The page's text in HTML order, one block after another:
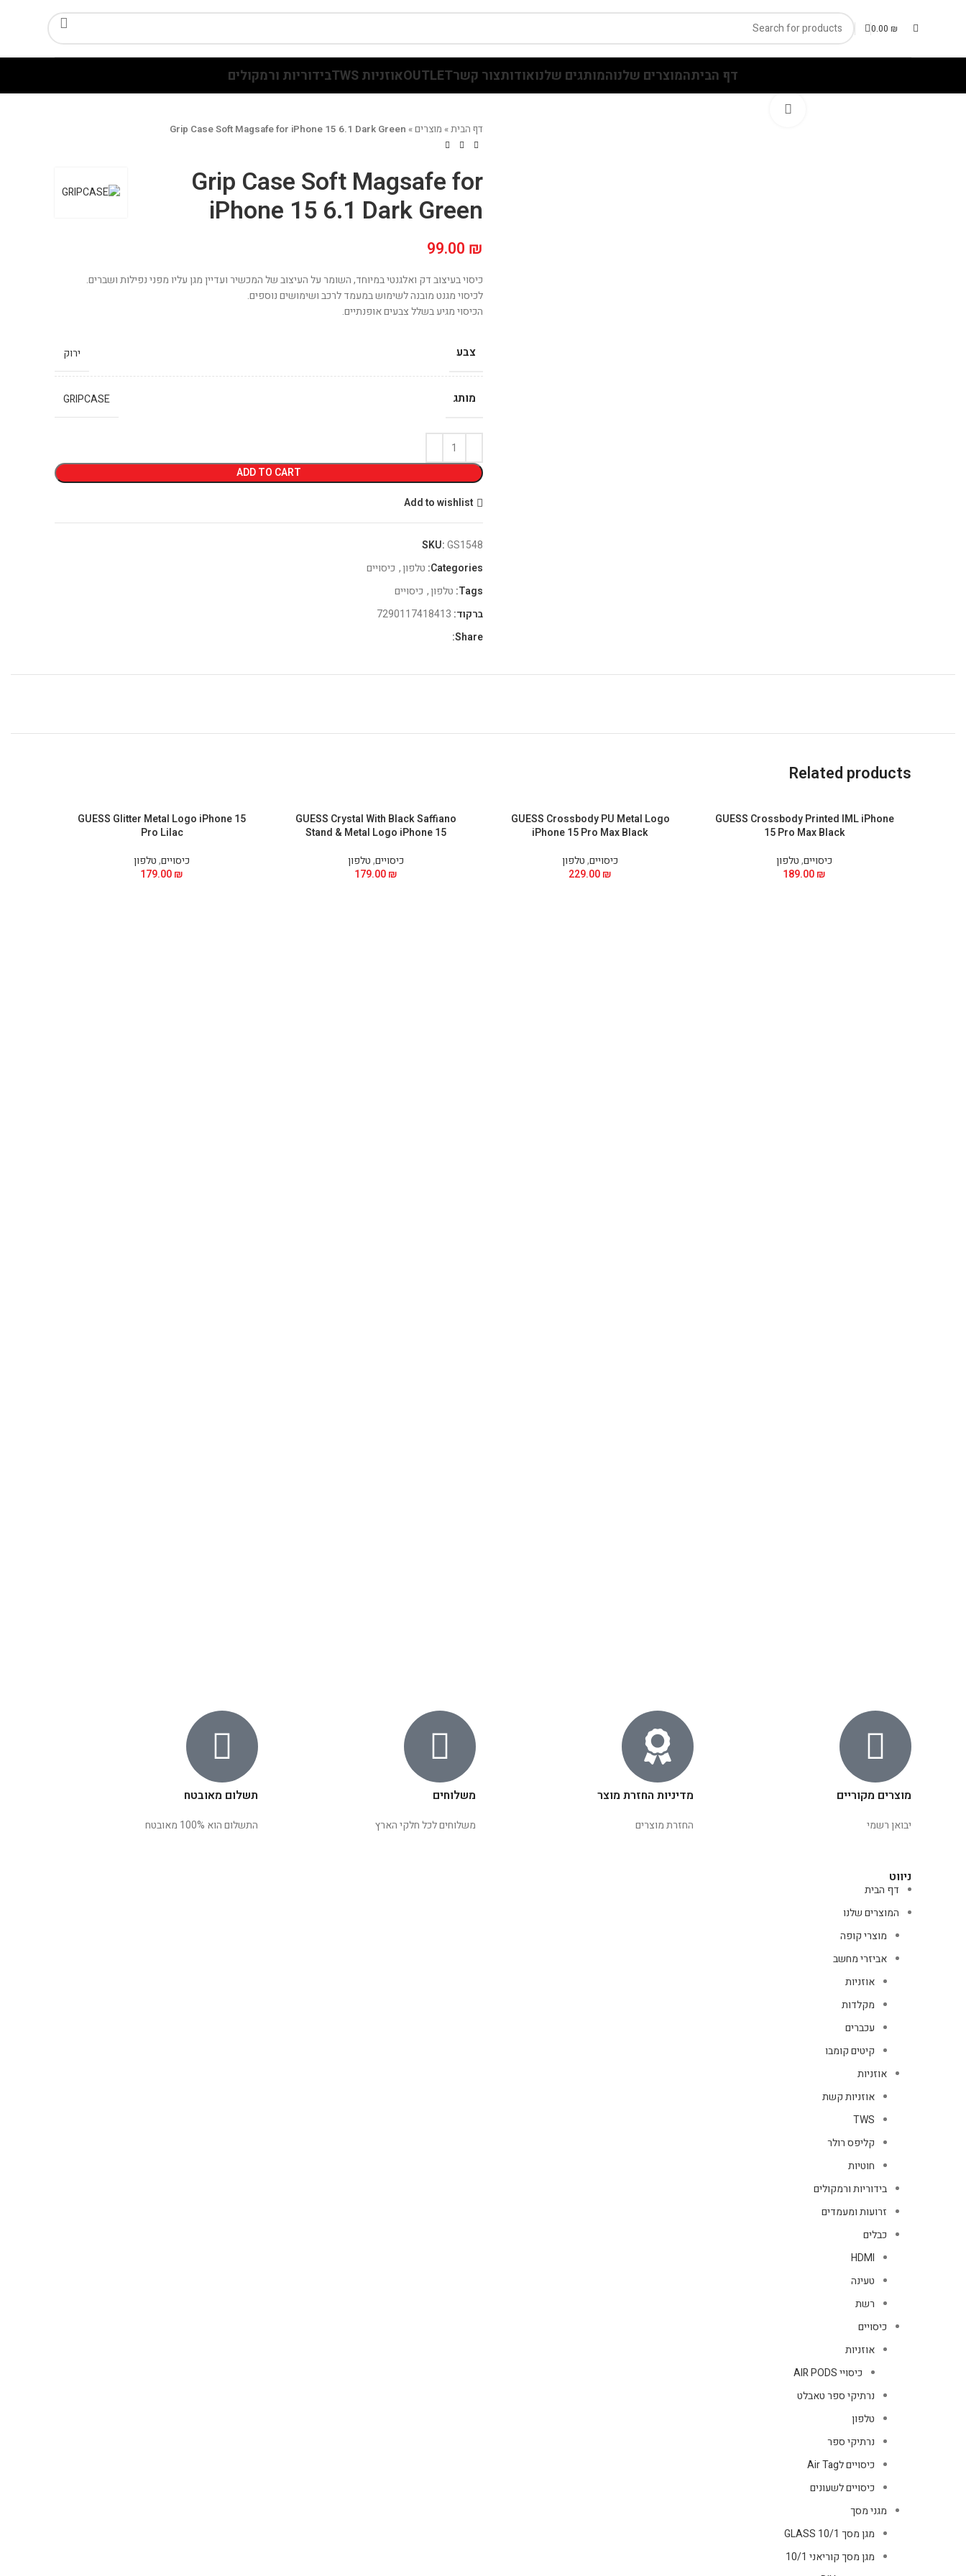
0.00 ₪
דף הביתהמוצרים שלנוהמותגים שלנואודותצור קשרOUTLETאוזניות TWS בידוריות ורמקולים
דף הבית» מוצרים»
Grip Case Soft Magsafe for iPhone 15 6.1 Dark Green
Grip Case Soft Magsafe for
iPhone 15 6.1 Dark Green
99.00 ₪
כיסוי בעיצוב דק ואלגנטי במיוחד, השומר על העיצוב של המכשיר ועדיין מגן עליו מפני נפילות ושברים.
לכיסוי מגנט מובנה לשימוש במעמד לרכב ושימושים נוספים.
הכיסוי מגיע בשלל צבעים אופנתיים.
צבע ירוק
מותג GRIPCASE
ADD TO CART
Add to wishlist
SKU:GS1548
Categories: טלפון, כיסויים
Tags: טלפון, כיסויים
ברקוד:
Share:
Related products
GUESS Crossbody Printed IML iPhone
15 Pro Max Black
כיסויים,טלפון
189.00₪
GUESS Crossbody PU Metal Logo
iPhone 15 Pro Max Black
כיסויים,טלפון
229.00₪
GUESS Crystal With Black Saffiano
Stand & Metal Logo iPhone 15
כיסויים,טלפון
179.00₪
GUESS Glitter Metal Logo iPhone 15
Pro Lilac
כיסויים,טלפון
179.00₪
מוצרים מקוריים
יבואן רשמי
מדיניות החזרת מוצר
החזרת מוצרים
משלוחים
משלוחים לכל חלקי הארץ
תשלום מאובטח
התשלום הוא 100% מאובטח
ניווט
דף הבית
המוצרים שלנו
מוצרי קופה
אביזרי מחשב
אוזניות
מקלדות
עכברים
קיטים קומבו
אוזניות
אוזניות קשת
TWS
קליפס רולר
חוטיות
בידוריות ורמקולים
זרועות ומעמדים
כבלים
HDMI
טעינה
רשת
כיסויים
אוזניות
כיסויי AIR PODS
נרתיקי ספר טאבלט
טלפון
נרתיקי ספר
כיסויים לAir Tag
כיסויים לשעונים
מגני מסך
מגן מסך GLASS 10/1
מגן מסך קוריאני 10/1